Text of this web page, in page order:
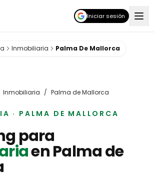
Iniciar sesión
Inmobiliaria Palma De Mallorca
Inmobiliaria / Palma de Mallorca
· PALMA DE MALLORCA
para
enPalma de